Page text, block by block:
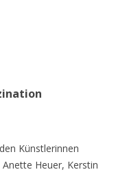
Künstlerinnen
Heuer, Kerstin